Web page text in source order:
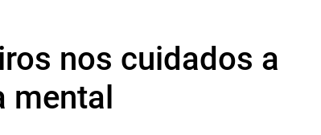
nos cuidados a
mental